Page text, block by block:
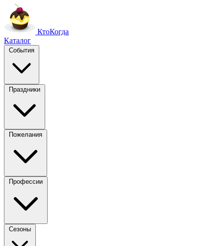
КтоКогда
Каталог
События
Праздники
Пожелания
Профессии
Сезоны